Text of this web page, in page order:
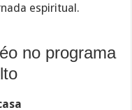
espiritual.
no programa